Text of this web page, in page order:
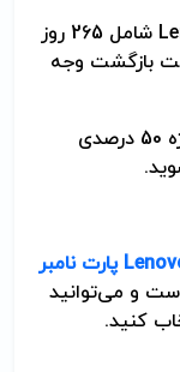
دوم باتری Lenovo ThinkPad E480 E580 شامل 265 روز
و 7 روز ضمانت بازگشت وجه
سوم با خرید از ما می­توانید از تخفیف ویژه 50 درصدی
پارت نامبر
و می‌توانید
کنید.